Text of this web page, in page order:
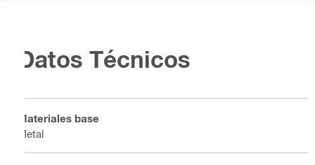
Datos Técnicos
Materiales base
Metal